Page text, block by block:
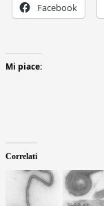
Facebook
Mi piace:
Correlati